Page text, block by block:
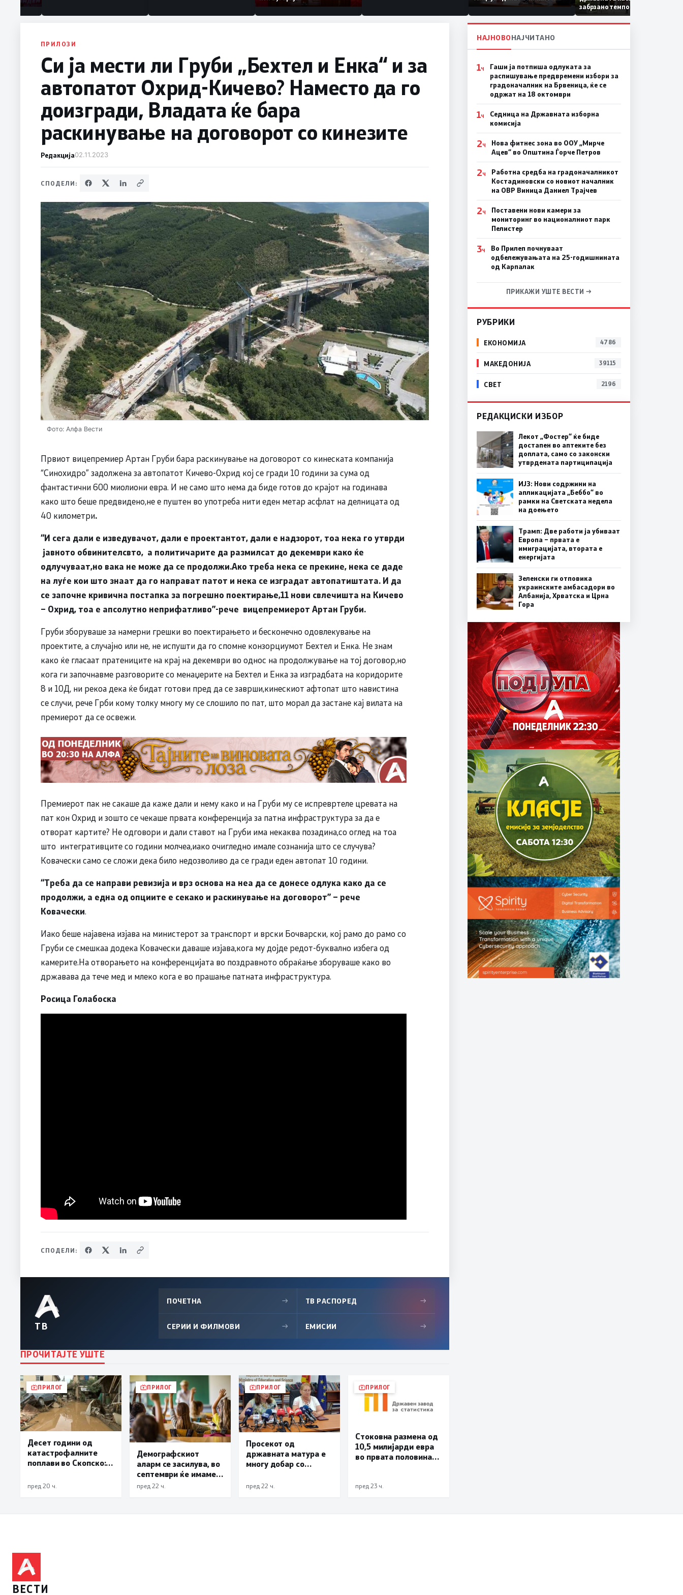
Коридор 8, Македонија
станува раскрсница на
Балканот
забрзано темпо
ПРИЛОЗИ
Си ја мести ли Груби „Бехтел и Енка“ и за
автопатот Охрид-Кичево? Наместо да го
доизгради, Владата ќе бара
раскинување на договорот со кинезите
Редакција02.11.2023
СПОДЕЛИ:
Фото: Алфа Вести
Првиот вицепремиер Артан Груби бара раскинување на договорот со кинеската компанија
“Синохидро” задолжена за автопатот Кичево-Охрид кој се гради 10 години за сума од
фантастични 600 миолиони евра. И не само што нема да биде готов до крајот на годинава
како што беше предвидено,не е пуштен во употреба нити еден метар асфлат на делницата од
40 километри.
“И сега дали е изведувачот, дали е проектантот, дали е надзорот, тоа нека го утврди
јавното обвинителсвто, а политичарите да размилсат до декември како ќе
одлучуваат,но вака не може да се продолжи.Ако треба нека се прекине, нека се даде
на луѓе кои што знаат да го направат патот и нека се изградат автопатиштата. И да
се започне кривична постапка за погрешно поектирање,11 нови свлечишта на Кичево
– Охрид, тоа е апсолутно неприфатливо”-рече вицепремиерот Артан Груби.
Груби зборуваше за намерни грешки во поектирањето и бесконечно одовлекување на
проектите, а случајно или не, не испушти да го спомне конзорциумот Бехтел и Енка. Не знам
како ќе гласаат пратениците на крај на декември во однос на продолжување на тој договор,но
кога ги започнавме разговорите со менаџерите на Бехтел и Енка за изградбата на коридорите
8 и 10Д, ни рекоа дека ќе бидат готови пред да се заврши,кинескиот афтопат што навистина
се случи, рече Грби кому толку многу му се слошило по пат, што морал да застане кај вилата на
премиерот да се освежи.
Премиерот пак не сакаше да каже дали и нему како и на Груби му се испревртеле цревата на
пат кон Охрид и зошто се чекаше првата конференција за патна инфраструктура за да е
отворат картите? Не одговори и дали ставот на Груби има некаква позадина,со оглед на тоа
што интегративците со години молчеа,иако очигледно имале сознанија што се случува?
Ковачески само се сложи дека било недозволиво да се гради еден автопат 10 години.
“Треба да се направи ревизија и врз основа на неа да се донесе одлука како да се
продолжи, а една од опциите е секако и раскинување на договорот” – рече
Ковачески.
Иако беше најавена изјава на министерот за транспорт и врски Бочварски, кој рамо до рамо со
Груби се смешкаа додека Ковачески даваше изјава,кога му дојде редот-буквално избега од
камерите.На отворањето на конференцијата во поздравното обраќање зборуваше како во
државава да тече мед и млеко кога е во прашање патната инфраструктура.
Росица Голабоска
СПОДЕЛИ:
ТВ
ПОЧЕТНА → ТВ РАСПОРЕД →
СЕРИИ И ФИЛМОВИ → ЕМИСИИ →
ПРОЧИТАЈТЕ УШТЕ
ПРИЛОГ
Десет години од
катастрофалните
поплави во Скопско:
22 лица
пред 20 ч.
ПРИЛОГ
Демографскиот
аларм се засилува, во
септември ќе имаме
најмалку 3.000
пред 22 ч.
ПРИЛОГ
Просекот од
државната матура е
многу добар со
пред 22 ч.
ПРИЛОГ
Стоковна размена од
10,5 милијарди евра
во првата половина
зголемува извозот
пред 23 ч.
НАЈНОВОНАЈЧИТАНО
1Ч
Гаши ја потпиша одлуката за
распишување предвремени избори за
градоначалник на Брвеница, ќе се
одржат на 18 октомври
1Ч
Седница на Државната изборна
комисија
2Ч
Нова фитнес зона во ООУ „Мирче
Ацев“ во Општина Ѓорче Петров
2Ч
Работна средба на градоначалникот
Костадиновски со новиот началник
на ОВР Виница Даниел Трајчев
2Ч
Поставени нови камери за
мониторинг во националниот парк
Пелистер
3Ч
Во Прилеп почнуваат
одбележувањата на 25-годишнината
од Карпалак
ПРИКАЖИ УШТЕ ВЕСТИ →
РУБРИКИ
ЕКОНОМИЈА 4786
МАКЕДОНИЈА 39115
СВЕТ 2196
РЕДАКЦИСКИ ИЗБОР
Лекот „Фостер“ ќе биде
достапен во аптеките без
доплата, само со законски
утврдената партиципација
ИЈЗ: Нови содржини на
апликацијата „Беббо“ во
рамки на Светската недела
на доењето
Трамп: Две работи ја убиваат
Европа – првата е
имиграцијата, втората е
енергијата
Зеленски ги отповика
украинските амбасадори во
Албанија, Хрватска и Црна
Гора
ВЕСТИ